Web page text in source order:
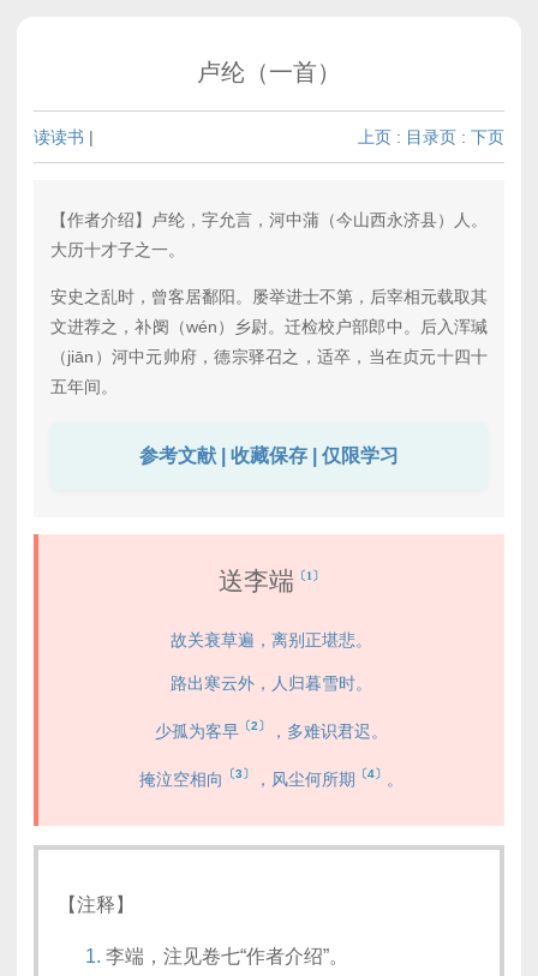
卢纶（一首）
读读书 | 上页 : 目录页 : 下页
【作者介绍】卢纶，字允言，河中蒲（今山西永济县）人。
大历十才子之一。
安史之乱时，曾客居鄱阳。屡举进士不第，后宰相元载取其
文进荐之，补阌（wén）乡尉。迁检校户部郎中。后入浑瑊
（jiān）河中元帅府，德宗驿召之，适卒，当在贞元十四十
五年间。
参考文献 | 收藏保存 | 仅限学习
送李端 〔1〕
故关衰草遍，离别正堪悲。
路出寒云外，人归暮雪时。
少孤为客早 〔2〕 ，多难识君迟。
掩泣空相向 〔3〕 ，风尘何所期 〔4〕 。
【注释】
李端，注见卷七“作者介绍”。